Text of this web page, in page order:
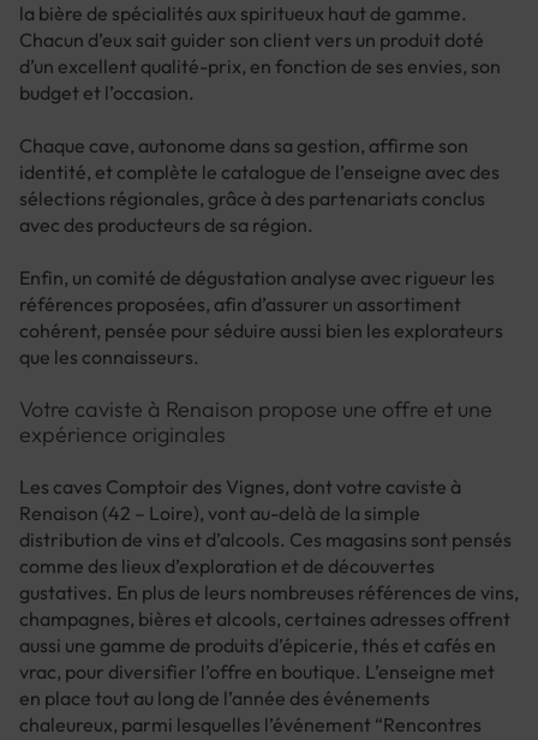
la bière de spécialités aux spiritueux haut de gamme.
Chacun d’eux sait guider son client vers un produit doté
d’un excellent qualité-prix, en fonction de ses envies, son
budget et l’occasion.
Chaque cave, autonome dans sa gestion, affirme son
identité, et complète le catalogue de l’enseigne avec des
sélections régionales, grâce à des partenariats conclus
avec des producteurs de sa région.
Enfin, un comité de dégustation analyse avec rigueur les
références proposées, afin d’assurer un assortiment
cohérent, pensée pour séduire aussi bien les explorateurs
que les connaisseurs.
Votre caviste à Renaison propose une offre et une
expérience originales
Les caves Comptoir des Vignes, dont votre caviste à
Renaison (42 – Loire), vont au-delà de la simple
distribution de vins et d’alcools. Ces magasins sont pensés
comme des lieux d’exploration et de découvertes
gustatives. En plus de leurs nombreuses références de vins,
champagnes, bières et alcools, certaines adresses offrent
aussi une gamme de produits d’épicerie, thés et cafés en
vrac, pour diversifier l’offre en boutique. L’enseigne met
en place tout au long de l’année des événements
chaleureux, parmi lesquelles l’événement “Rencontres